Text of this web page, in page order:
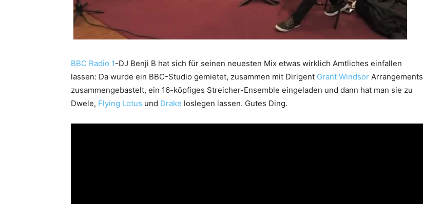
BBC Radio 1-DJ Benji B hat sich für seinen neuesten Mix etwas wirklich Amtliches einfallen
lassen: Da wurde ein BBC-Studio gemietet, zusammen mit Dirigent Grant Windsor Arrangements
zusammengebastelt, ein 16-köpfiges Streicher-Ensemble eingeladen und dann hat man sie zu
Dwele, Flying Lotus und Drake loslegen lassen. Gutes Ding.